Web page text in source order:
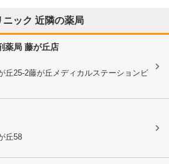
ック 近隣の薬局
薬局 藤が丘店
丘25-2藤が丘メディカルステーションビ
丘58